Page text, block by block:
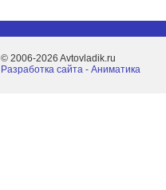
© 2006-2026 Avtovladik.ru
Разработка сайта - Aниматика